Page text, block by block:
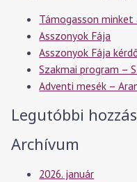
Támogasson minket
Asszonyok Fája
Asszonyok Fája
Szakmai program –
Adventi mesék –
Legutóbbi
Archívum
2026. január